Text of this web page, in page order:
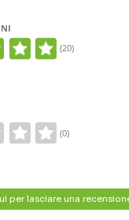
(20)
(0)
per lasciare una